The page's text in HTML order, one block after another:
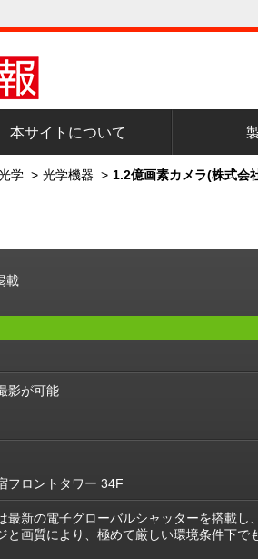
本サイトについて
学 > 光学機器 > 1.2億画素カメラ(株式会
載
影が可能
ロントタワー 34F
新の電子グローバルシャッターを搭載し
と画質により、極めて厳しい環境条件下で